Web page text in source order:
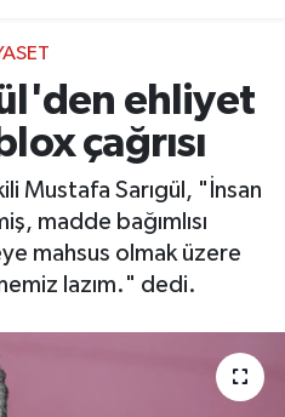
ehliyet
çağrısı
Mustafa Sarıgül, "İnsan
madde bağımlısı
mahsus olmak üzere
lazım." dedi.